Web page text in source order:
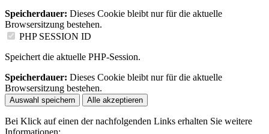
Speicherdauer: Dieses Cookie bleibt nur für die aktuelle
Browsersitzung bestehen.
PHP SESSION ID
Speichert die aktuelle PHP-Session.
Speicherdauer: Dieses Cookie bleibt nur für die aktuelle
Browsersitzung bestehen.
Auswahl speichern Alle akzeptieren
Bei Klick auf einen der nachfolgenden Links erhalten Sie weitere
Informationen: